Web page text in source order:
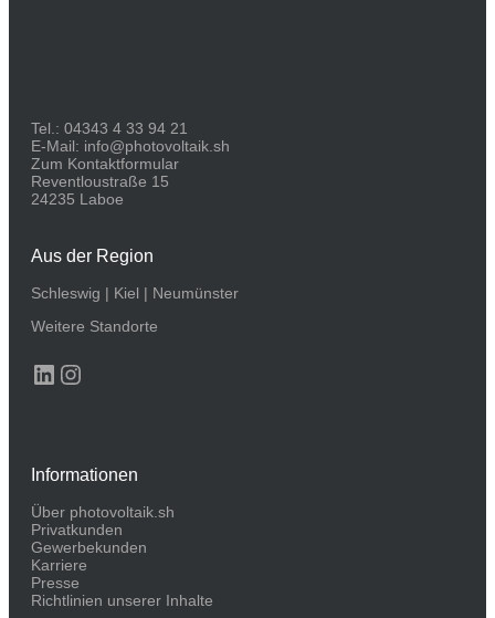
Tel.: 04343 4 33 94 21
E-Mail: info@photovoltaik.sh
Zum Kontaktformular
Reventloustraße 15
24235 Laboe
Aus der Region
Schleswig | Kiel | Neumünster
Weitere Standorte
LinkedIn
Instagram
Informationen
Über photovoltaik.sh
Privatkunden
Gewerbekunden
Karriere
Presse
Richtlinien unserer Inhalte